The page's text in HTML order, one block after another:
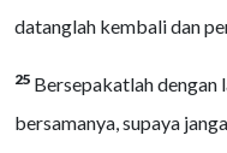
datanglah kembali dan
25 Bersepakatlah dengan
bersamanya, supaya